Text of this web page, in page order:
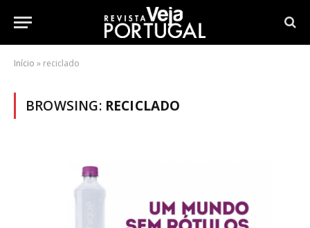
Início » reciclado
BROWSING: RECICLADO